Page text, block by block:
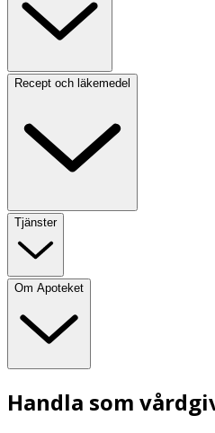
Recept och läkemedel
Tjänster
Om Apoteket
Handla som